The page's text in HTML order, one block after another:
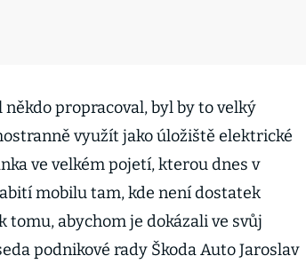
propracoval, byl by to velký
využít jako úložiště elektrické
ve velkém pojetí, kterou dnes v
mobilu tam, kde není dostatek
tomu, abychom je dokázali ve svůj
podnikové rady Škoda Auto Jaroslav